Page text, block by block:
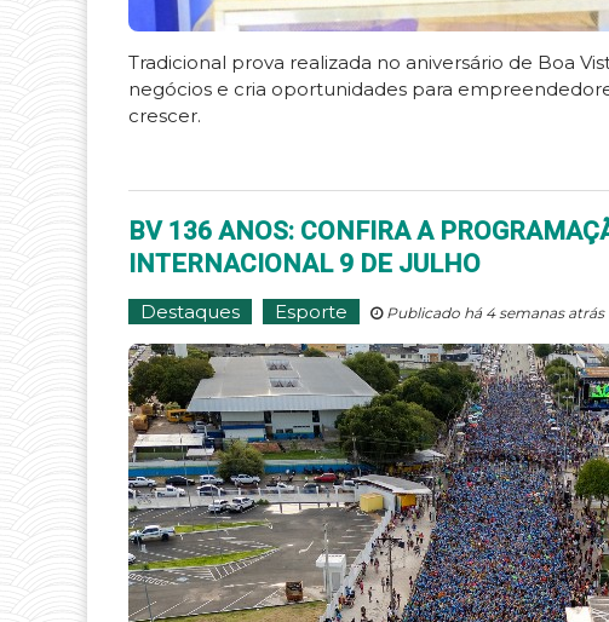
Tradicional prova realizada no aniversário de Boa
negócios e cria oportunidades para
crescer.
BV 136 ANOS: CONFIRA A
INTERNACIONAL 9 DE JULHO
Destaques Esporte Publicado há 4 semanas atrás